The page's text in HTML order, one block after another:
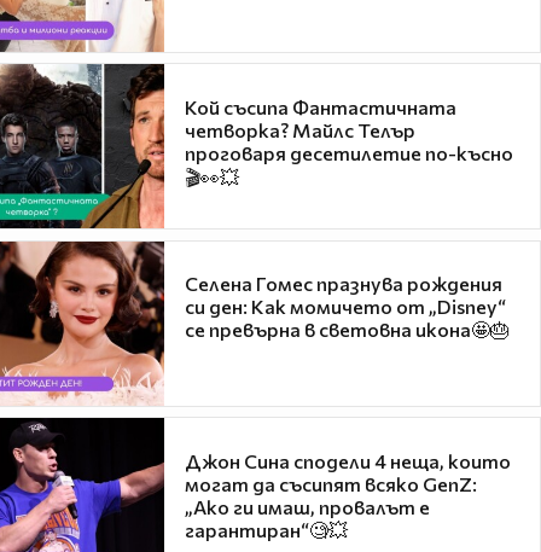
Кой съсипа Фантастичната
четворка? Майлс Телър
проговаря десетилетие по-късно
🎬👀💥
Селена Гомес празнува рождения
си ден: Как момичето от „Disney“
се превърна в световна икона🤩🎂
Джон Сина сподели 4 неща, които
могат да съсипят всяко GenZ:
„Ако ги имаш, провалът е
гарантиран“🧐💥